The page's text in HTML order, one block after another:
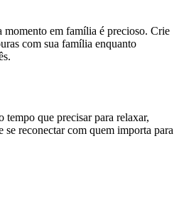
momento em família é precioso. Crie
com sua família enquanto
que precisar para relaxar,
se reconectar com quem importa para